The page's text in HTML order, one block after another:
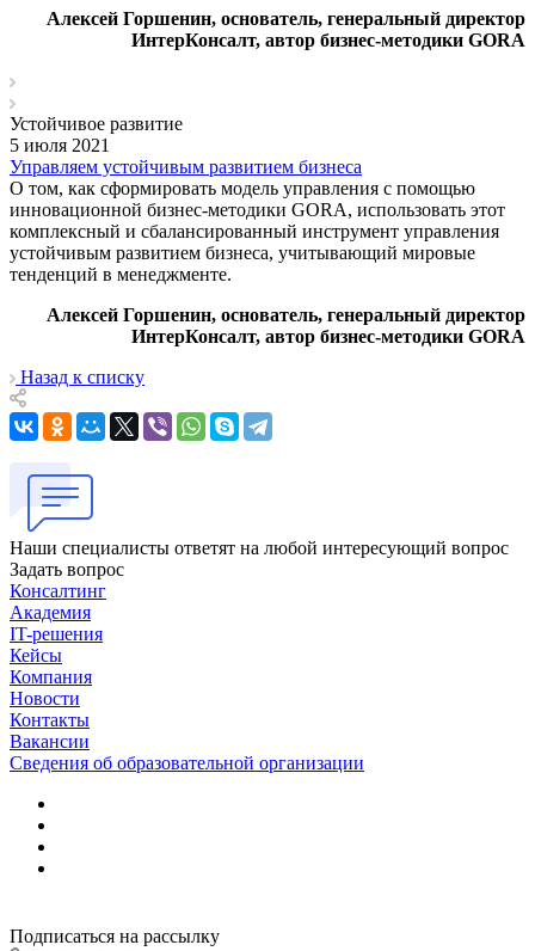
Алексей Горшенин, основатель, генеральный директор
ИнтерКонсалт, автор бизнес-методики GORA
Устойчивое развитие
5 июля 2021
Управляем устойчивым развитием бизнеса
О том, как сформировать модель управления с помощью
инновационной бизнес-методики GORA, использовать этот
комплексный и сбалансированный инструмент управления
устойчивым развитием бизнеса, учитывающий мировые
тенденций в менеджменте.
Алексей Горшенин, основатель, генеральный директор
ИнтерКонсалт, автор бизнес-методики GORA
Назад к списку
Наши специалисты ответят на любой интересующий вопрос
Задать вопрос
Консалтинг
Академия
IT-решения
Кейсы
Компания
Новости
Контакты
Вакансии
Сведения об образовательной организации
Подписаться на рассылку